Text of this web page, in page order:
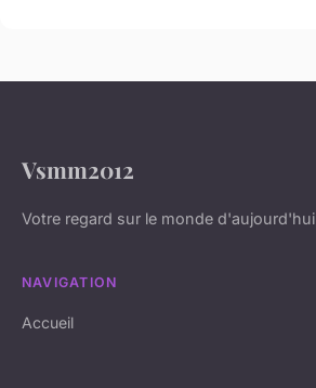
Vsmm2012
Votre regard sur le monde d'aujourd'hui
NAVIGATION
Accueil